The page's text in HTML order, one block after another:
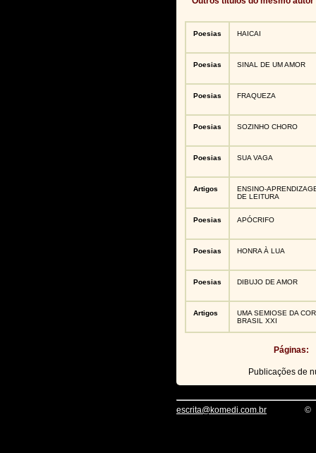
Poesias HAICAI
Poesias SINAL DE UM AMOR
Poesias FRAQUEZA
Poesias SOZINHO CHORO
Poesias SUA VAGA
Artigos
ENSINO-
DE LEITURA
Poesias APÓCRIFO
Poesias HONRA À LUA
Poesias DIBUJO DE AMOR
Artigos
UMA SEMIOSE DA
BRASIL XXI
Páginas:
Publicações de
escrita@komedi.com.br ©